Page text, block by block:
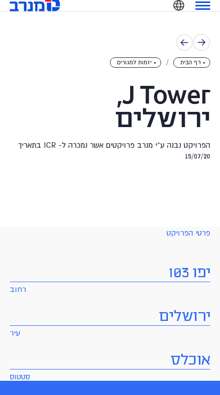
שִׂים
מַעֲרֶכֶת
בִּקְלִיק
הַמְּסַיַּעַת
לִנְגִישׁוּת
Skip
מנרב
דף הבית יזמות למגורים
J Tower
,
ירושלים
הפרויקט נבנה ע"י מנרב פרויקטים אשר נמכרה ל- ICR בתאריך
15/07/20
פרטי הפרויקט
יפו 103
רחוב
ירושלים
עיר
אוכלס
סטטוס